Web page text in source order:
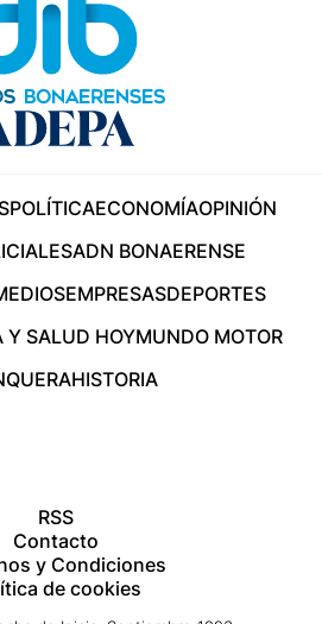
POLÍTICAECONOMÍAOPINIÓN
ADN BONAERENSE
EMPRESASDEPORTES
Y SALUD HOYMUNDO MOTOR
HISTORIA
RSS
Contacto
y Condiciones
de cookies